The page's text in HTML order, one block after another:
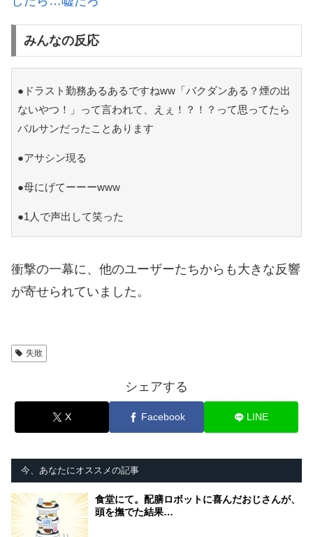
みんなの反応
●ドラスト勤務あるあるですねww「バクダンある？煙の出
ないやつ！」って言われて、えぇ！？！？って思ってたら
バルサンだったことあります
●アサシン現る
●母にげてーーーwww
●1人で声出して笑った
衝撃の一幕に、他のユーザーたちからも大きな反響
が寄せられていました。
失敗
シェアする
X Facebook LINE
今、あなたにオススメの記事
食堂にて。配膳ロボットに喜んだおじさんが、
頭を撫でた結果…